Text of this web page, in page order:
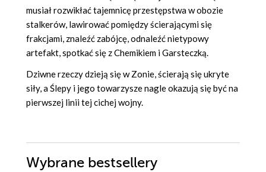
musiał rozwikłać tajemnicę przestępstwa w obozie
stalkerów, lawirować pomiędzy ścierającymi się
frakcjami, znaleźć zabójcę, odnaleźć nietypowy
artefakt, spotkać się z Chemikiem i Garsteczką.
Dziwne rzeczy dzieją się w Zonie, ścierają się ukryte
siły, a Ślepy i jego towarzysze nagle okazują się być na
pierwszej linii tej cichej wojny.
Wybrane bestsellery